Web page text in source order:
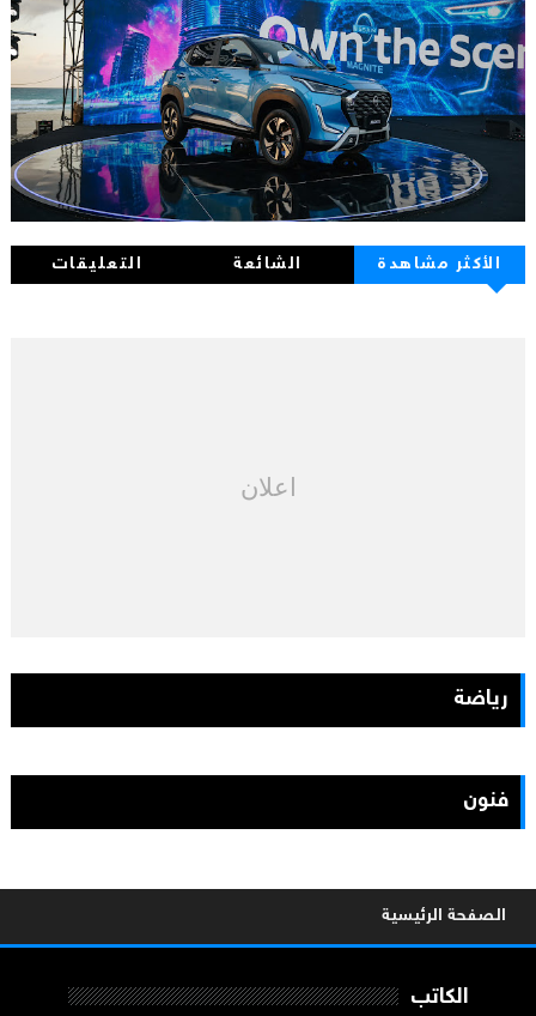
الأكثر مشاهدة الشائعة التعليقات
اعلان
رياضة
فنون
الصفحة الرئيسية
الكاتب